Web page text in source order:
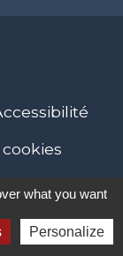
Communes
what you want
Personalize